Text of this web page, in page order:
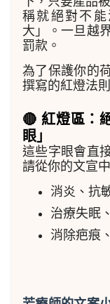
稱就絕對不
大」。一旦越
罰款。
為了保護你的
撰寫的紅燈法則
🔴 紅燈區：
眼」
這些字眼會直
請從你的文宣
消炎、抗
治療失眠
消除疤痕